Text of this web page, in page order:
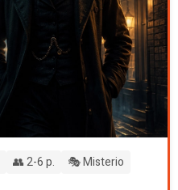
👥 2-6 p.
🎭 Misterio